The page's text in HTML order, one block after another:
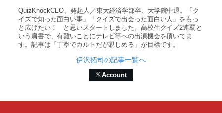
QuizKnockCEO、発起人／東大経済学部卒、大学院中退。「ク
イズで知った面白い事」「クイズで出会った面白い人」をもっ
と広げたい！ と思いスタートしました。高校生クイズ2連覇と
いう肩書で、有難いことにテレビ等への出演機会を頂いてま
す。記事は「丁寧でカルトだが親しめる」が目標です。
伊沢拓司の記事一覧へ
Account